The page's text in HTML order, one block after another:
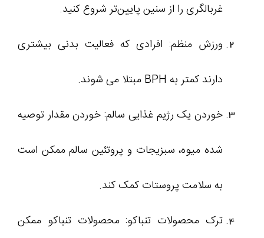
غربالگری را از سنین پایین‌تر شروع کنید.
ورزش منظم: افرادی که فعالیت بدنی بیشتری
دارند کمتر به BPH مبتلا می شوند.
خوردن یک رژیم غذایی سالم: خوردن مقدار توصیه
شده میوه، سبزیجات و پروتئین سالم ممکن است
به سلامت پروستات کمک کند.
ترک محصولات تنباکو: محصولات تنباکو ممکن